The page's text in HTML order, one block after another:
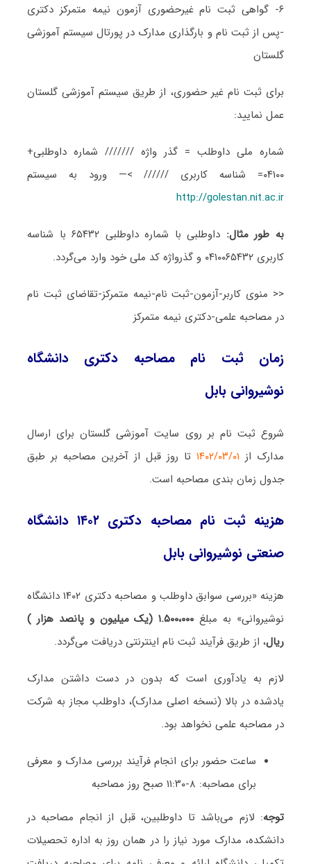
۶- گواهی ثبت نام غیرحضوری آزمون نیمه متمرکز دکتری
-پس از ثبت نام و بارگذاری مدارک در پورتال سیستم آموزشی
گلستان
برای ثبت نام غیر حضوری، از طریق سیستم آموزشی گلستان
عمل نمایید:
شماره ملی داوطلب = گذر واژه /////// شماره داوطلبی+
۰۴۱۰۰= شناسه کاربری ////// >— ورود به سیستم
http://golestan.nit.ac.ir
به طور مثال:
داوطلبی با شماره داوطلبی ۶۵۴۳۲ با شناسه
کاربری ۰۴۱۰۰۶۵۴۳۲ و گذرواژه کد ملی خود وارد می‌گردد.
<< منوی کاربر-آزمون-ثبت نام-نیمه متمرکز-تقاضای ثبت نام
در مصاحبه علمی-دکتری نیمه متمرکز
زمان ثبت نام مصاحبه دکتری دانشگاه
نوشیروانی بابل
شروع ثبت نام بر روی سایت آموزشی گلستان برای ارسال
مدارک از ۱۴۰۲/۰۳/۰۱تا روز قبل از آخرین مصاحبه بر طبق
جدول زمان بندی مصاحبه است.
هزینه ثبت نام مصاحبه دکتری ۱۴۰۲ دانشگاه
صنعتی نوشیروانی بابل
هزینه «بررسی سوابق داوطلب و مصاحبه دکتری ۱۴۰۲ دانشگاه
نوشیروانی» به مبلغ
۱.۵۰۰،۰۰۰ (یک میلیون و پانصد هزار )
ریال، از طریق فرآیند ثبت نام اینترنتی دریافت می‌گردد.
لازم به یادآوری است که بدون در دست داشتن مدارک
یادشده در بالا (نسخه اصلی مدارک)، داوطلب مجاز به شرکت
در مصاحبه علمی نخواهد بود.
ساعت حضور برای انجام فرآیند بررسی مدارک و معرفی
برای مصاحبه: ۸-۱۱:۳۰ صبح روز مصاحبه
توجه: لازم می‌باشد تا داوطلبین، قبل از انجام مصاحبه در
دانشکده، مدارک مورد نیاز را در همان روز به اداره تحصیلات